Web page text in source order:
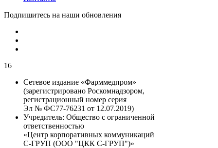
Подпишитесь на наши обновления
16
Сетевое издание «Фарммедпром»
(зарегистрировано Роскомнадзором,
регистрационный номер серия
Эл № ФС77-76231 от 12.07.2019)
Учредитель: Общество с ограниченной
ответственностью
«Центр корпоративных коммуникаций
С-ГРУП (ООО "ЦКК С-ГРУП")»